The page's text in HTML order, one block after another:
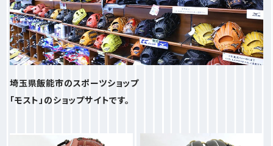
埼玉県飯能市のスポーツショップ
「モスト」のショップサイトです。